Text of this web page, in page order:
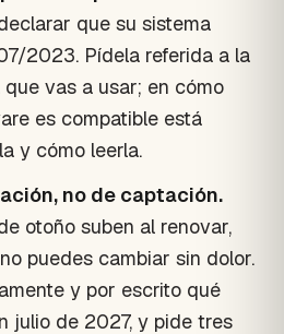
que su sistema
2023. Pídela referida a la
vas a usar; en cómo
es compatible está
y cómo leerla.
no de captación.
otoño suben al renovar,
puedes cambiar sin dolor.
y por escrito qué
julio de 2027, y pide tres